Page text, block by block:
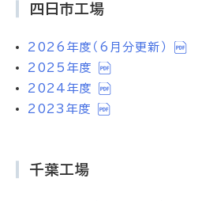
四日市工場
2026年度（6月分更新）
2025年度
2024年度
2023年度
千葉工場